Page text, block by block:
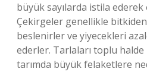
büyük sayılarda istila
Çekirgeler genellikle
beslenirler ve yiyecekleri
ederler. Tarlaları toplu
tarımda büyük felaketlere